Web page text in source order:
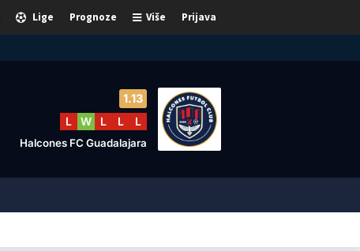
Prijava
Više
Prognoze
Lige
1.13
L
W L L L
Halcones FC Guadalajara